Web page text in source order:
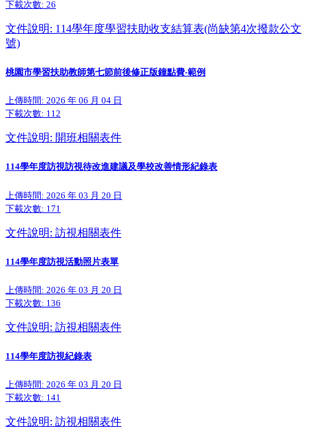
下載次數: 26
文件說明: 114學年度學習扶助收支結算表(尚缺第4次撥款公文
號)
桃園市學習扶助教師第七節前後修正版鐘點費-範例
上傳時間: 2026 年 06 月 04 日
下載次數: 112
文件說明: 開班相關表件
114學年度訪視訪視待改進建議及學校改善情形紀錄表
上傳時間: 2026 年 03 月 20 日
下載次數: 171
文件說明: 訪視相關表件
114學年度訪視活動照片表單
上傳時間: 2026 年 03 月 20 日
下載次數: 136
文件說明: 訪視相關表件
114學年度訪視紀錄表
上傳時間: 2026 年 03 月 20 日
下載次數: 141
文件說明: 訪視相關表件